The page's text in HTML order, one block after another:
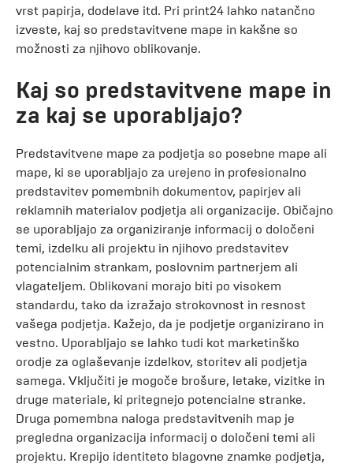
vrst papirja, dodelave itd. Pri print24 lahko natančno
izveste, kaj so predstavitvene mape in kakšne so
možnosti za njihovo oblikovanje.
Kaj so predstavitvene mape in
za kaj se uporabljajo?
Predstavitvene mape za podjetja so posebne mape ali
mape, ki se uporabljajo za urejeno in profesionalno
predstavitev pomembnih dokumentov, papirjev ali
reklamnih materialov podjetja ali organizacije. Običajno
se uporabljajo za organiziranje informacij o določeni
temi, izdelku ali projektu in njihovo predstavitev
potencialnim strankam, poslovnim partnerjem ali
vlagateljem. Oblikovani morajo biti po visokem
standardu, tako da izražajo strokovnost in resnost
vašega podjetja. Kažejo, da je podjetje organizirano in
vestno. Uporabljajo se lahko tudi kot marketinško
orodje za oglaševanje izdelkov, storitev ali podjetja
samega. Vključiti je mogoče brošure, letake, vizitke in
druge materiale, ki pritegnejo potencialne stranke.
Druga pomembna naloga predstavitvenih map je
pregledna organizacija informacij o določeni temi ali
projektu. Krepijo identiteto blagovne znamke podjetja,